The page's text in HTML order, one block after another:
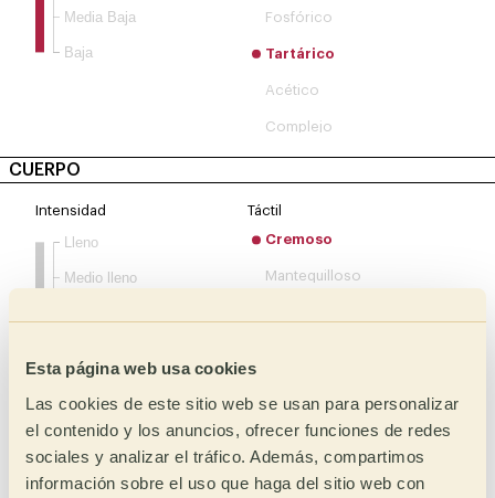
Esta página web usa cookies
Las cookies de este sitio web se usan para personalizar
el contenido y los anuncios, ofrecer funciones de redes
sociales y analizar el tráfico. Además, compartimos
información sobre el uso que haga del sitio web con
Baja
Media Baja Fosfórico
Tartárico
Acético
Complejo
CUERPO
Intensidad
Medio lleno
Lleno
Táctil
Cremoso
Mantequilloso
Aterciopelado
Sedoso